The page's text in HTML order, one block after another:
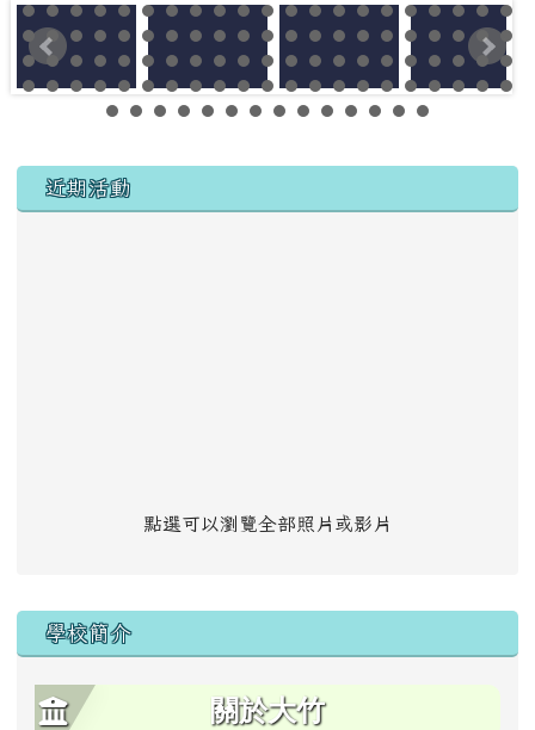
左邊區域內容
近期活動
點選可以瀏覽全部照片或影片
學校簡介
關於大竹